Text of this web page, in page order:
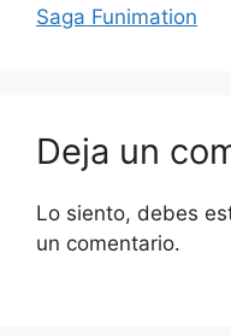
Saga Funimation
Deja un
Lo siento, debes
un comentario.